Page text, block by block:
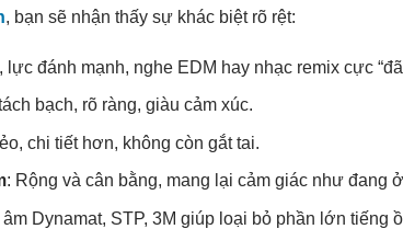
, bạn sẽ nhận thấy sự khác biệt rõ rệt:
lực đánh mạnh, nghe EDM hay nhạc remix cực
bạch, rõ ràng, giàu cảm xúc.
chi tiết hơn, không còn gắt tai.
: Rộng và cân bằng, mang lại cảm giác như đang
âm Dynamat, STP, 3M giúp loại bỏ phần lớn tiếng